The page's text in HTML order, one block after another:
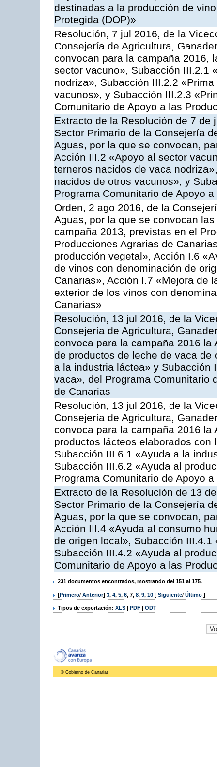
destinadas a la producción de
Protegida (DOP)»
Resolución, 7 jul 2016, de la
Consejería de Agricultura,
convocan para la campaña 2016,
sector vacuno», Subacción III.2.1
nodriza», Subacción III.2.2
vacunos», y Subacción III.2.3
Comunitario de Apoyo a las
Extracto de la Resolución de 7
Sector Primario de la Consejería
Aguas, por la que se convocan,
Acción III.2 «Apoyo al sector
terneros nacidos de vaca
nacidos de otros vacunos», y
Programa Comunitario de Apoyo
Orden, 2 ago 2016, de la
Aguas, por la que se convocan
campaña 2013, previstas en el
Producciones Agrarias de
producción vegetal», Acción I.6
de vinos con denominación de
Canarias», Acción I.7 «Mejora de
exterior de los vinos con
Canarias»
Resolución, 13 jul 2016, de la
Consejería de Agricultura,
convoca para la campaña 2016
de productos de leche de vaca
a la industria láctea» y Subacción
vaca», del Programa Comunitario
de Canarias
Resolución, 13 jul 2016, de la
Consejería de Agricultura,
convoca para la campaña 2016
productos lácteos elaborados
Subacción III.6.1 «Ayuda a la
Subacción III.6.2 «Ayuda al
Programa Comunitario de Apoyo
Extracto de la Resolución de 13
Sector Primario de la Consejería
Aguas, por la que se convocan,
Acción III.4 «Ayuda al consumo
de origen local», Subacción
Subacción III.4.2 «Ayuda al
Comunitario de Apoyo a las
231 documentos encontrados, mostrando del 151 al 175.
[Primero/ Anterior] 3, 4, 5, 6, 7, 8, 9, 10 [ Siguiente/ Último ]
Tipos de exportación: XLS | PDF | ODT
© Gobierno de Canarias